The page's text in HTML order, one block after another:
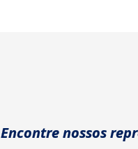
Encontre nossos